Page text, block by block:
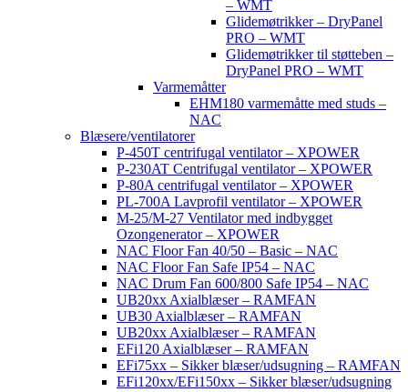
– WMT
Glidemøtrikker – DryPanel
PRO – WMT
Glidemøtrikker til støtteben –
DryPanel PRO – WMT
Varmemåtter
EHM180 varmemåtte med studs –
NAC
Blæsere/ventilatorer
P-450T centrifugal ventilator – XPOWER
P-230AT Centrifugal ventilator – XPOWER
P-80A centrifugal ventilator – XPOWER
PL-700A Lavprofil ventilator – XPOWER
M-25/M-27 Ventilator med indbygget
Ozongenerator – XPOWER
NAC Floor Fan 40/50 – Basic – NAC
NAC Floor Fan Safe IP54 – NAC
NAC Drum Fan 600/800 Safe IP54 – NAC
UB20xx Axialblæser – RAMFAN
UB30 Axialblæser – RAMFAN
UB20xx Axialblæser – RAMFAN
EFi120 Axialblæser – RAMFAN
EFi75xx – Sikker blæser/udsugning – RAMFAN
EFi120xx/EFi150xx – Sikker blæser/udsugning